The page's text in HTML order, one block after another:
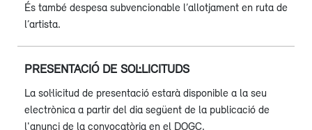
És també despesa subvencionable l’allotjament en ruta de
l’artista.
PRESENTACIÓ DE SOL·LICITUDS
La sol·licitud de presentació estarà disponible a la seu
electrònica a partir del dia següent de la publicació de
l'anunci de la convocatòria en el DOGC.